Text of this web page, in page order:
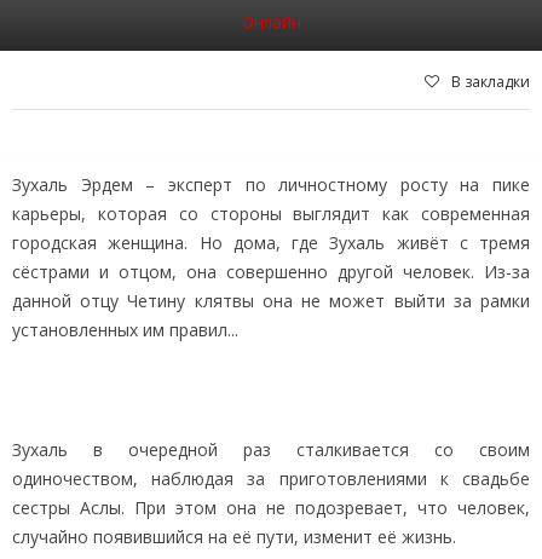
Онлайн
В закладки
Зухаль Эрдем – эксперт по личностному росту на пике
карьеры, которая со стороны выглядит как современная
городская женщина. Но дома, где Зухаль живёт с тремя
сёстрами и отцом, она совершенно другой человек. Из-за
данной отцу Четину клятвы она не может выйти за рамки
установленных им правил...
Зухаль в очередной раз сталкивается со своим
одиночеством, наблюдая за приготовлениями к свадьбе
сестры Аслы. При этом она не подозревает, что человек,
случайно появившийся на её пути, изменит её жизнь.